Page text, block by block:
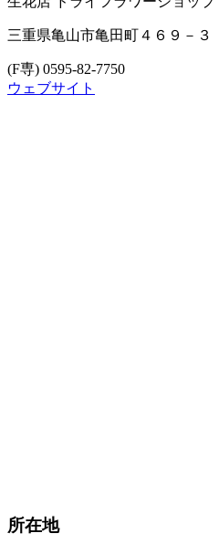
三重県亀山市亀田町４６９－３
(F専) 0595-82-7750
ウェブサイト
所在地